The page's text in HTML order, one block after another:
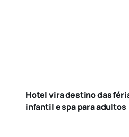
Hotel vira destino das
infantil e spa para adultos